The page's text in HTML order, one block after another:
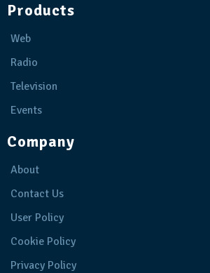
Products
Web
Radio
Television
Events
Company
About
Contact Us
User Policy
Cookie Policy
Privacy Policy